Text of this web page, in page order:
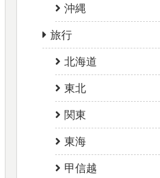
沖縄
旅行
北海道
東北
関東
東海
甲信越